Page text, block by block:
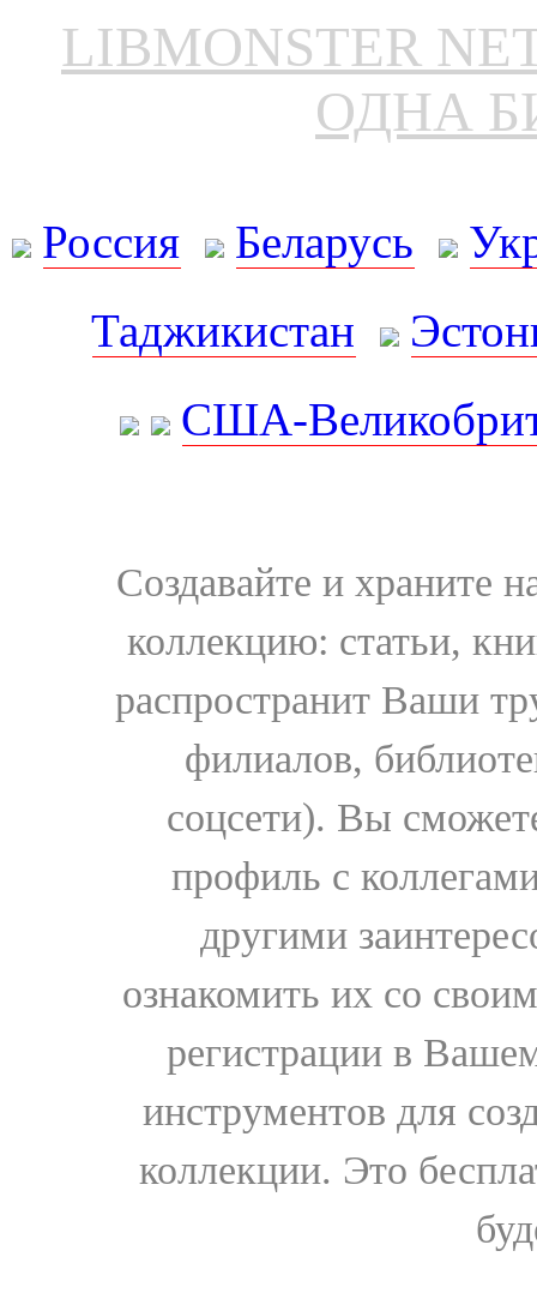
LIBMONSTER
ОДНА
Россия Беларусь
Таджикистан
США-
Создавайте и храните
коллекцию: статьи,
распространит Ваши
филиалов,
соцсети). Вы
профиль с
другими
ознакомить их со
регистрации в
инструментов для
коллекции. Это